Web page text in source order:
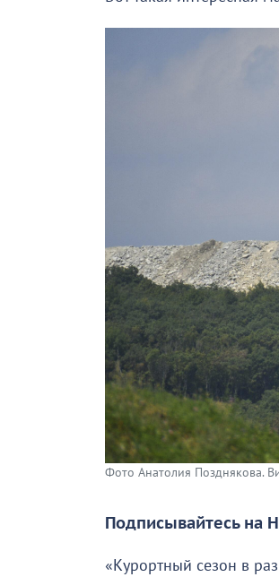
Фото Анатолия Позднякова.
Подписывайтесь на
«Курортный сезон в